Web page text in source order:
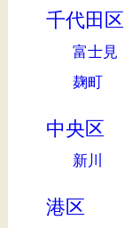
千代田区
富士見
麹町
中央区
新川
港区